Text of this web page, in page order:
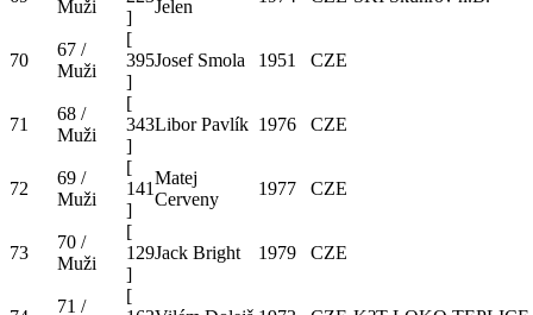
Muži
]
Jelen
70
67 /
Muži
[
395
]
Josef Smola 1951 CZE
71
68 /
Muži
[
343
]
Libor Pavlík 1976 CZE
72
69 /
Muži
[
141
]
Matej
Cerveny
1977 CZE
73
70 /
Muži
[
129
]
Jack Bright 1979 CZE
71 /
[